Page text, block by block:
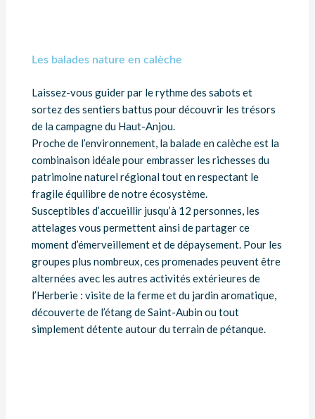
Les balades nature en calèche
Laissez-vous guider par le rythme des sabots et
sortez des sentiers battus pour découvrir les trésors
de la campagne du Haut-Anjou.
Proche de l’environnement, la balade en calèche est la
combinaison idéale pour embrasser les richesses du
patrimoine naturel régional tout en respectant le
fragile équilibre de notre écosystème.
Susceptibles d’accueillir jusqu’à 12 personnes, les
attelages vous permettent ainsi de partager ce
moment d’émerveillement et de dépaysement. Pour les
groupes plus nombreux, ces promenades peuvent être
alternées avec les autres activités extérieures de
l’Herberie : visite de la ferme et du jardin aromatique,
découverte de l’étang de Saint-Aubin ou tout
simplement détente autour du terrain de pétanque.